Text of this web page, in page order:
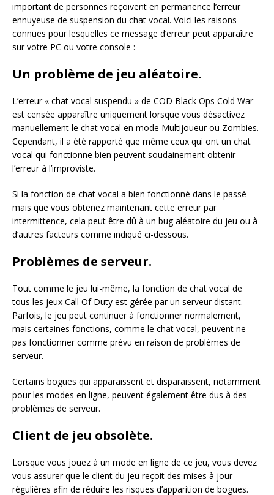
important de personnes reçoivent en permanence l’erreur
ennuyeuse de suspension du chat vocal. Voici les raisons
connues pour lesquelles ce message d’erreur peut apparaître
sur votre PC ou votre console :
Un problème de jeu aléatoire.
L’erreur « chat vocal suspendu » de COD Black Ops Cold War
est censée apparaître uniquement lorsque vous désactivez
manuellement le chat vocal en mode Multijoueur ou Zombies.
Cependant, il a été rapporté que même ceux qui ont un chat
vocal qui fonctionne bien peuvent soudainement obtenir
l’erreur à l’improviste.
Si la fonction de chat vocal a bien fonctionné dans le passé
mais que vous obtenez maintenant cette erreur par
intermittence, cela peut être dû à un bug aléatoire du jeu ou à
d’autres facteurs comme indiqué ci-dessous.
Problèmes de serveur.
Tout comme le jeu lui-même, la fonction de chat vocal de
tous les jeux Call Of Duty est gérée par un serveur distant.
Parfois, le jeu peut continuer à fonctionner normalement,
mais certaines fonctions, comme le chat vocal, peuvent ne
pas fonctionner comme prévu en raison de problèmes de
serveur.
Certains bogues qui apparaissent et disparaissent, notamment
pour les modes en ligne, peuvent également être dus à des
problèmes de serveur.
Client de jeu obsolète.
Lorsque vous jouez à un mode en ligne de ce jeu, vous devez
vous assurer que le client du jeu reçoit des mises à jour
régulières afin de réduire les risques d’apparition de bogues.